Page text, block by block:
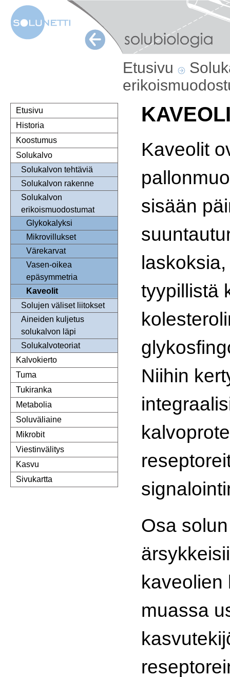
Etusivu
Etusivu
Historia
Koostumus
Solukalvo
Solukalvon tehtäviä
Solukalvon rakenne
Solukalvon
erikoismuodostumat
Glykokalyksi
Mikrovillukset
Värekarvat
Vasen-oikea
epäsymmetria
Kaveolit
Solujen väliset liitokset
Aineiden kuljetus
solukalvon läpi
Solukalvoteoriat
Kalvokierto
Tuma
Tukiranka
Metabolia
Soluväliaine
Mikrobit
Viestinvälitys
Kasvu
Sivukartta
Kaveolit
sisään
tyypillistä
Niihin
Osa
kaveolien
muassa